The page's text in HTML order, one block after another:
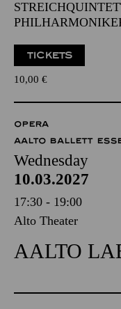
TICKETS
10,00 €
OPERA
AALTO BALLETT
Wednesday
10.03.2027
17:30 - 19:00
Alto Theater
AALTO